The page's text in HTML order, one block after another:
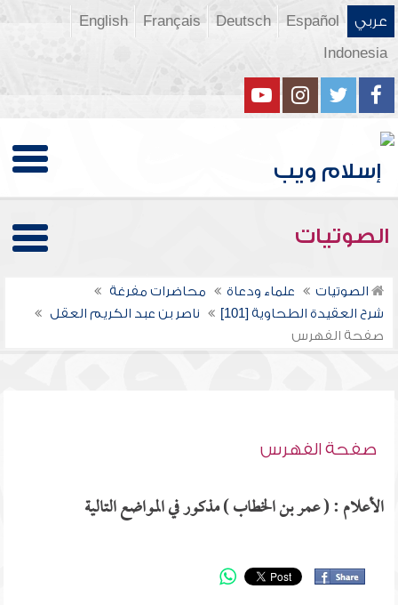
عربي Español
Deutsch
Français
English
Indonesia
الصوتيات
الصوتيات علماء ودعاة
محاضرات مفرغة
شرح العقيدة الطحاوية [101]
ناصر بن عبد الكريم العقل
صفحة الفهرس
صفحة الفهرس
الأعلام : ( عمر بن الخطاب ) مذكور في المواضع التالية